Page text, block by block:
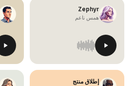
Zephyr
همس ناعم
إطلاق منتج